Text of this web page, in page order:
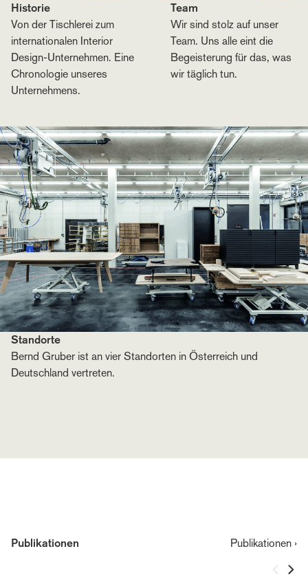
Historie
Von der Tischlerei zum
internationalen Interior
Design-Unternehmen. Eine
Chronologie unseres
Unternehmens.
Team
Wir sind stolz auf unser
Team. Uns alle eint die
Begeisterung für das, was
wir täglich tun.
Standorte
Bernd Gruber ist an vier Standorten in Österreich und
Deutschland vertreten.
Publikationen Publikationen ›